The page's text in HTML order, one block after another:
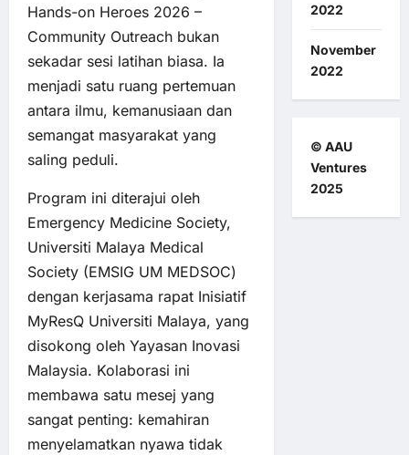
Hands-on Heroes 2026 –
Community Outreach bukan
sekadar sesi latihan biasa. Ia
menjadi satu ruang pertemuan
antara ilmu, kemanusiaan dan
semangat masyarakat yang
saling peduli.
Program ini diterajui oleh
Emergency Medicine Society,
Universiti Malaya Medical
Society (EMSIG UM MEDSOC)
dengan kerjasama rapat Inisiatif
MyResQ Universiti Malaya, yang
disokong oleh Yayasan Inovasi
Malaysia. Kolaborasi ini
membawa satu mesej yang
sangat penting: kemahiran
menyelamatkan nyawa tidak
2022
November
2022
© AAU
Ventures
2025